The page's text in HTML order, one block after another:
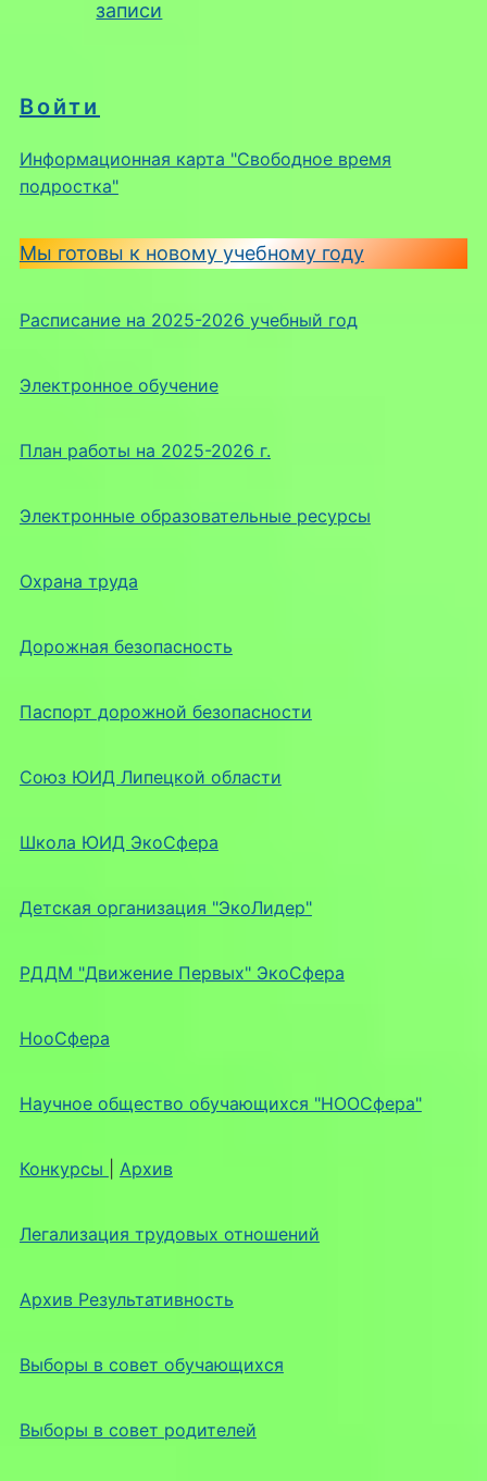
Войти
Информационная карта "Свободное время
подростка"
Мы готовы к новому учебному году
Расписание на 2025-2026 учебный год
Электронное обучение
План работы на 2025-2026 г.
Электронные образовательные ресурсы
Охрана труда
Дорожная безопасность
Паспорт дорожной безопасности
Союз ЮИД Липецкой области
Школа ЮИД ЭкоСфера
Детская организация "ЭкоЛидер"
РДДМ "Движение Первых" ЭкоСфера
НооСфера
Научное общество обучающихся "НООСфера"
Конкурсы Архив
Легализация трудовых отношений
Архив Результативность
Выборы в совет обучающихся
Выборы в совет родителей
записи